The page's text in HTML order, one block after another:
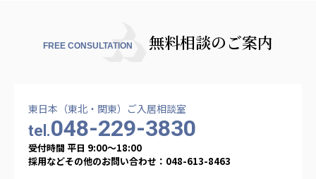
共生（大連）商務諮詢有限公司
台灣善合股份有限公司
Angkor-Japan Friendship International
Hospital
FREE CONSULTATION 無料相談のご案内
東日本（東北・関東）ご入居相談室
tel.048-229-3830
受付時間 平日 9:00〜18:00
採用などその他のお問い合わせ：048-613-8463